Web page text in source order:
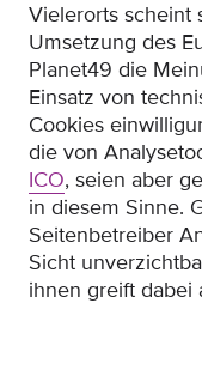
Vielerorts scheint
Umsetzung des
Planet49 die
Einsatz von
Cookies
die von
ICO, seien aber
in diesem Sinne.
Seitenbetreiber
Sicht
ihnen greift dabei